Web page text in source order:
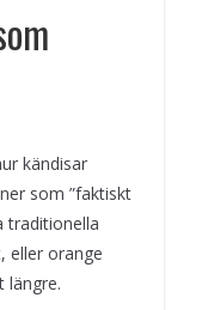
kändisar
som ”faktiskt
traditionella
eller orange
längre.